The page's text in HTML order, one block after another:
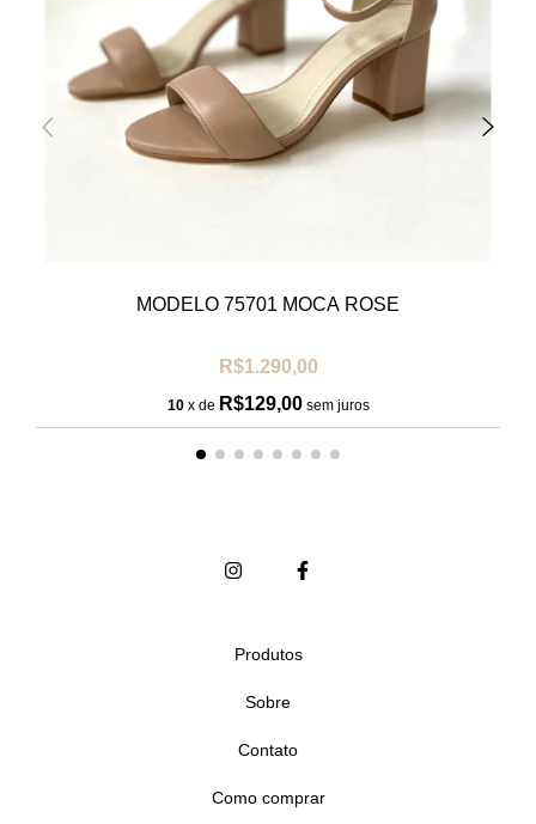
MODELO 75701 MOCA ROSE
R$1.290,00
10 x de R$129,00 sem juros
Produtos
Sobre
Contato
Como comprar